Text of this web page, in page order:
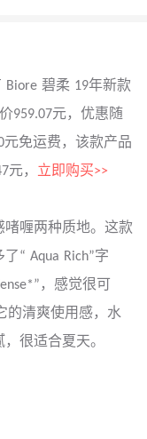
Biore 碧柔 19年新款
959.07元，优惠随
元免运费，该款产品
元， 立即购买>>
啫喱两种质地。这款
“ Aqua Rich”字
，感觉很可
的清爽使用感，水
很适合夏天。